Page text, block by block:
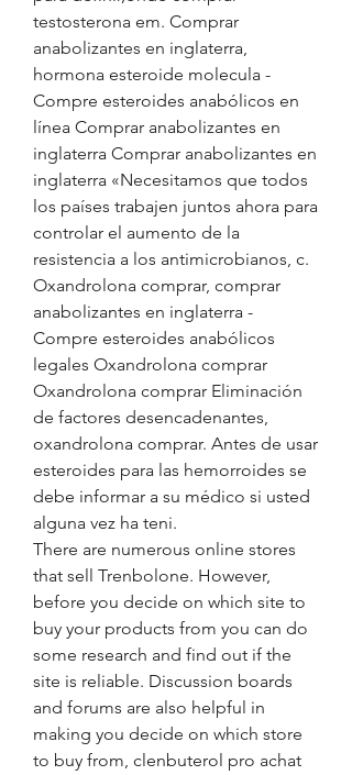
testosterona em. Comprar
anabolizantes en inglaterra,
hormona esteroide molecula -
Compre esteroides anabólicos en
línea Comprar anabolizantes en
inglaterra Comprar anabolizantes en
inglaterra «Necesitamos que todos
los países trabajen juntos ahora para
controlar el aumento de la
resistencia a los antimicrobianos, c.
Oxandrolona comprar, comprar
anabolizantes en inglaterra -
Compre esteroides anabólicos
legales Oxandrolona comprar
Oxandrolona comprar Eliminación
de factores desencadenantes,
oxandrolona comprar. Antes de usar
esteroides para las hemorroides se
debe informar a su médico si usted
alguna vez ha teni.
There are numerous online stores
that sell Trenbolone. However,
before you decide on which site to
buy your products from you can do
some research and find out if the
site is reliable. Discussion boards
and forums are also helpful in
making you decide on which store
to buy from, clenbuterol pro achat